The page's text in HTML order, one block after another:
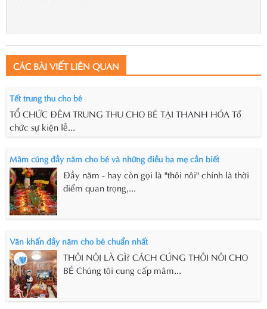
CÁC BÀI VIẾT LIÊN QUAN
Tết trung thu cho bé
TỔ CHỨC ĐÊM TRUNG THU CHO BÉ TẠI THANH HÓA Tổ
chức sự kiện lễ...
Mâm cúng đầy năm cho bé và những điều ba mẹ cần biết
Đầy năm - hay còn gọi là "thôi nôi" chính là thời
điểm quan trọng,...
Văn khấn đầy năm cho bé chuẩn nhất
THÔI NÔI LÀ GÌ? CÁCH CÚNG THÔI NÔI CHO
BÉ Chúng tôi cung cấp mâm...